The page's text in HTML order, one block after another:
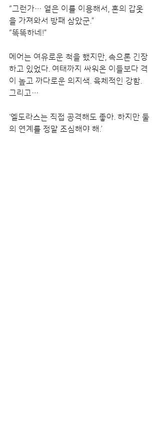
“그런가… 옅은 이를 이용해서, 혼의 갑옷
을 가져와서 방패 삼았군.”
“똑똑하네!”
메어는 여유로운 척을 했지만, 속으론 긴장
하고 있었다. 여태까지 싸워온 이들보다 격
이 높고 까다로운 의지색. 육체적인 강함.
그리고…
‘엘도라스는 직접 공격해도 좋아. 하지만 둘
의 연계를 정말 조심해야 해.’